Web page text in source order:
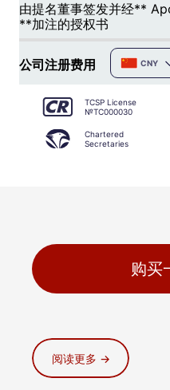
由提名董事签发并经**
**加注的授权书
公司注册费用 CNY
TCSP License
№TC000030
Chartered
Secretaries
购买
阅读更多 →